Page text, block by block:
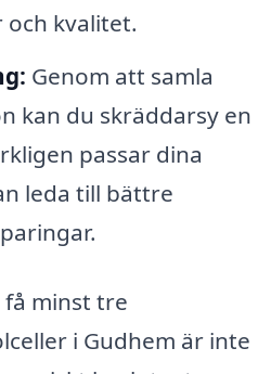
kvalitet.
Genom att samla
kan du skräddarsy en
passar dina
leda till bättre
minst tre
i Gudhem är inte